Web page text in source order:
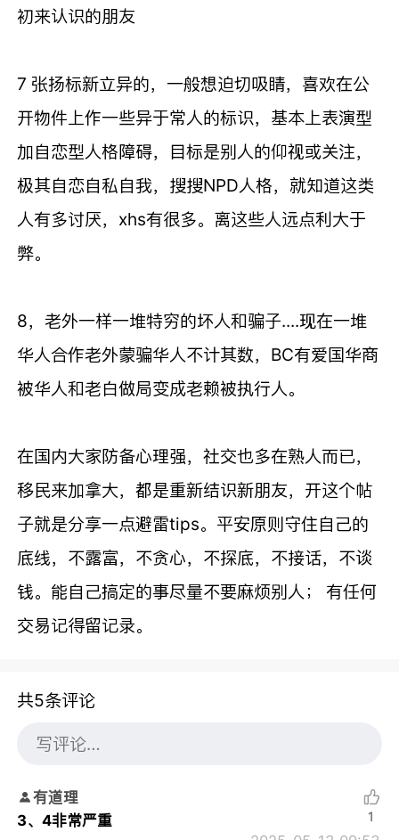
初来认识的朋友
7 张扬标新立异的，一般想迫切吸睛，喜欢在公
开物件上作一些异于常人的标识，基本上表演型
加自恋型人格障碍，目标是别人的仰视或关注，
极其自恋自私自我，搜搜NPD人格，就知道这类
人有多讨厌，xhs有很多。离这些人远点利大于
弊。
8， 老外一样一堆特穷的坏人和骗子....现在一堆
华人合作老外蒙骗华人不计其数，BC有爱国华商
被华人和老白做局变成老赖被执行人。
在国内大家防备心理强，社交也多在熟人而已，
移民来加拿大，都是重新结识新朋友，开这个帖
子就是分享一点避雷tips。平安原则守住自己的
底线，不露富，不贪心，不探底，不接话，不谈
钱。能自己搞定的事尽量不要麻烦别人； 有任何
交易记得留记录。
共5条评论
有道理
3、4非常严重
1